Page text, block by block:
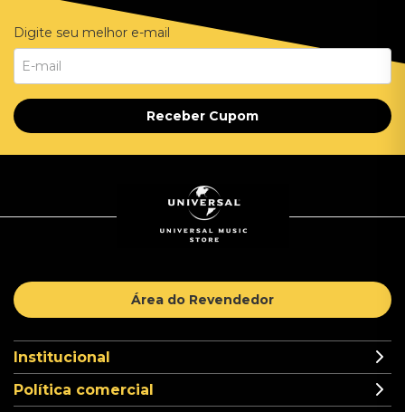
Digite seu melhor e-mail
Receber Cupom
Área do Revendedor
Institucional
Política comercial